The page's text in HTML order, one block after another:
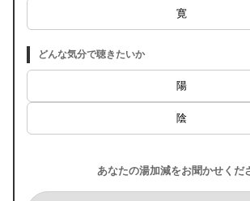
寛
どんな気分で聴きたいか
陽
陰
あなたの湯加減をお聞かせくだ